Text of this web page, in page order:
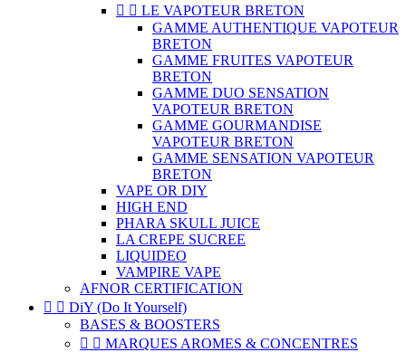
  LE VAPOTEUR BRETON
GAMME AUTHENTIQUE VAPOTEUR
BRETON
GAMME FRUITES VAPOTEUR
BRETON
GAMME DUO SENSATION
VAPOTEUR BRETON
GAMME GOURMANDISE
VAPOTEUR BRETON
GAMME SENSATION VAPOTEUR
BRETON
VAPE OR DIY
HIGH END
PHARA SKULL JUICE
LA CREPE SUCREE
LIQUIDEO
VAMPIRE VAPE
AFNOR CERTIFICATION
  DiY (Do It Yourself)
BASES & BOOSTERS
  MARQUES AROMES & CONCENTRES